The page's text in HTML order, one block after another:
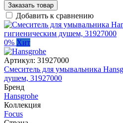
Заказать товар
Добавить к сравнению
0% Хит
Артикул: 31927000
Смеситель для умывальника
душем, 31927000
Бренд
Hansgrohe
Коллекция
Focus